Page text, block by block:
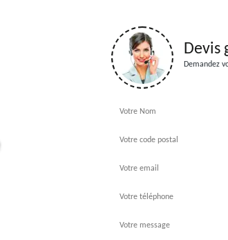
Devis
Demandez